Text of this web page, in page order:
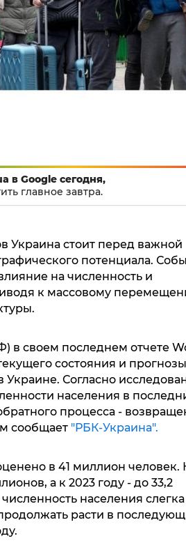
в Google сегодня,
главное завтра.
Украина стоит перед важной
потенциала.
на численность и
к массовому
своем последнем отчете
состояния и
Согласно
населения в
процесса -
сообщает "РБК-Украина".
в 41 миллион человек.
а к 2023 году - до 33,2
населения слегка
расти в